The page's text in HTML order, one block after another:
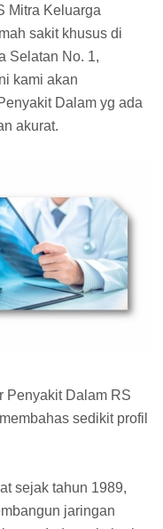
Mitra Keluarga
sakit khusus di
Selatan No. 1,
kami akan
Dalam yg ada
akurat.
Penyakit Dalam RS
sedikit profil
sejak tahun 1989,
jaringan